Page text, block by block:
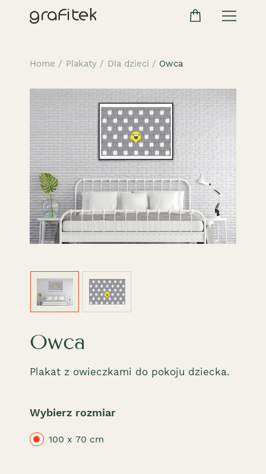
Home / Plakaty / Dla dzieci / Owca
Owca
Plakat z owieczkami do pokoju dziecka.
Wybierz rozmiar
100 x 70 cm